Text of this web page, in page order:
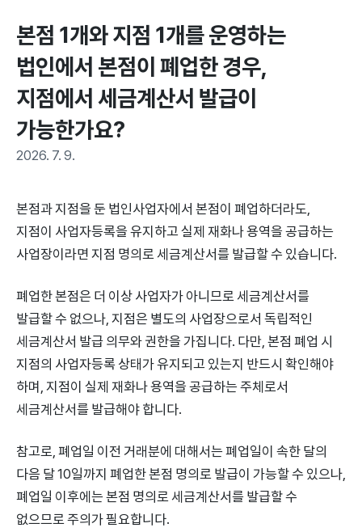
본점 1개와 지점 1개를 운영하는
법인에서 본점이 폐업한 경우,
지점에서 세금계산서 발급이
가능한가요?
2026. 7. 9.
본점과 지점을 둔 법인사업자에서 본점이 폐업하더라도,
지점이 사업자등록을 유지하고 실제 재화나 용역을 공급하는
사업장이라면 지점 명의로 세금계산서를 발급할 수 있습니다.
폐업한 본점은 더 이상 사업자가 아니므로 세금계산서를
발급할 수 없으나, 지점은 별도의 사업장으로서 독립적인
세금계산서 발급 의무와 권한을 가집니다. 다만, 본점 폐업 시
지점의 사업자등록 상태가 유지되고 있는지 반드시 확인해야
하며, 지점이 실제 재화나 용역을 공급하는 주체로서
세금계산서를 발급해야 합니다.
참고로, 폐업일 이전 거래분에 대해서는 폐업일이 속한 달의
다음 달 10일까지 폐업한 본점 명의로 발급이 가능할 수 있으나,
폐업일 이후에는 본점 명의로 세금계산서를 발급할 수
없으므로 주의가 필요합니다.